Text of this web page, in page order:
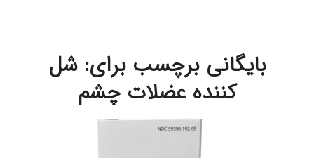
بایگانی برچسب برای:شل
کننده عضلات چشم